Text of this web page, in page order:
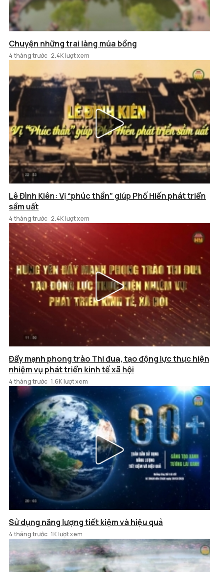
Chuyện những trai làng múa bồng
4 tháng trước 2.4K lượt xem
Lê Đình Kiên: Vị “phúc thần” giúp Phố Hiến phát triển
sầm uất
4 tháng trước 2.4K lượt xem
Đẩy mạnh phong trào Thi đua, tạo động lực thực hiện
nhiệm vụ phát triển kinh tế xã hội
4 tháng trước 1.6K lượt xem
Sử dụng năng lượng tiết kiệm và hiệu quả
4 tháng trước 1K lượt xem